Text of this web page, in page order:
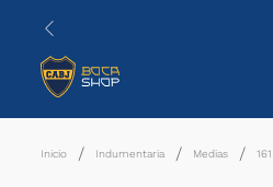
Indumentaria Medias 161